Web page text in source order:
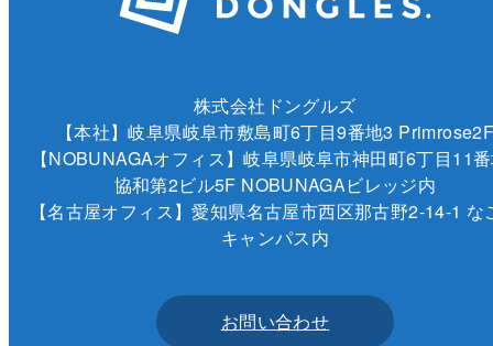
株式会社ドングルズ
【本社】岐阜県岐阜市敷島町6丁目9番地3
【NOBUNAGAオフィス】岐阜県岐阜市神田町6丁目11
協和第2ビル5F NOBUNAGAビレッジ内
【名古屋オフィス】愛知県名古屋市西区那古野2-14-1 な
キャンパス内
お問い合わせ